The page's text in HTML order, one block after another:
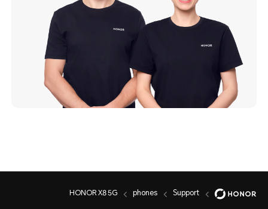
Support
phones
HONOR X8 5G